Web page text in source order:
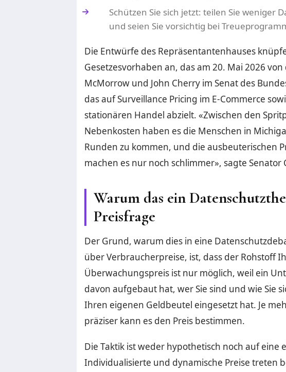
Schützen Sie sich jetzt: teilen Sie weniger
und seien Sie vorsichtig bei
Die Entwürfe des Repräsentantenhauses
Gesetzesvorhaben an, das am 20. Mai 2026
McMorrow und John Cherry im Senat des
das auf Surveillance Pricing im E-Commerce
stationären Handel abzielt. «Zwischen den
Nebenkosten haben es die Menschen in
Runden zu kommen, und die ausbeuterischen
machen es nur noch schlimmer», sagte Senator
Warum das ein
Preisfrage
Der Grund, warum dies in eine
über Verbraucherpreise, ist, dass der Rohstoff
Überwachungspreis ist nur möglich, weil ein
davon aufgebaut hat, wer Sie sind und wie Sie
Ihren eigenen Geldbeutel eingesetzt hat. Je
präziser kann es den Preis bestimmen.
Die Taktik ist weder hypothetisch noch auf eine
Individualisierte und dynamische Preise treten